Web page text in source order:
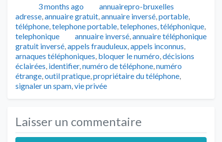
Publié3 months ago Auteur
annuairepro-bruxelles
adresse,annuaire gratuit,annuaire inversé,portable,
téléphone,telephone portable,telephones,téléphonique,
telephonique
Tags
annuaire inversé,annuaire téléphonique
gratuit inversé,appels frauduleux,appels inconnus,
arnaques téléphoniques, bloquer le numéro,décisions
éclairées, identifier,numéro de téléphone,numéro
étrange,outil pratique,propriétaire du téléphone,
signaler un spam,vie privée
Laisser un commentaire